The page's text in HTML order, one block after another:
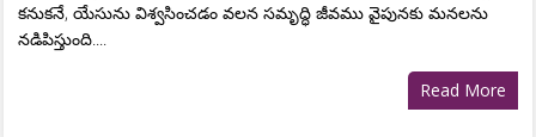
కనుకనే, యేసును విశ్వసించడం వలన సమృద్ధి జీవము వైపునకు మనలను
నడిపిస్తుంది....
Read More